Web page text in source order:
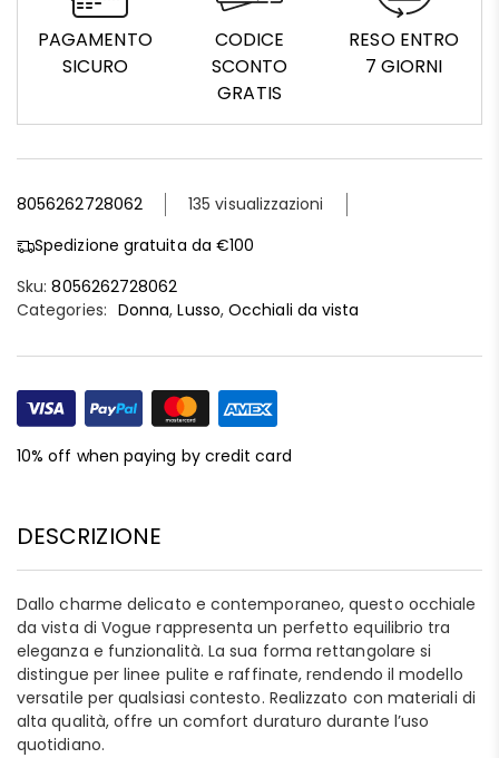
PAGAMENTO
SICURO
CODICE
SCONTO
GRATIS
RESO ENTRO
7 GIORNI
8056262728062
135 visualizzazioni
Spedizione gratuita da €100
Sku: 8056262728062
Categories: Donna,Lusso,Occhiali da vista
10% off when paying by credit card
DESCRIZIONE
Dallo charme delicato e contemporaneo, questo occhiale
da vista di Vogue rappresenta un perfetto equilibrio tra
eleganza e funzionalità. La sua forma rettangolare si
distingue per linee pulite e raffinate, rendendo il modello
versatile per qualsiasi contesto. Realizzato con materiali di
alta qualità, offre un comfort duraturo durante l’uso
quotidiano.